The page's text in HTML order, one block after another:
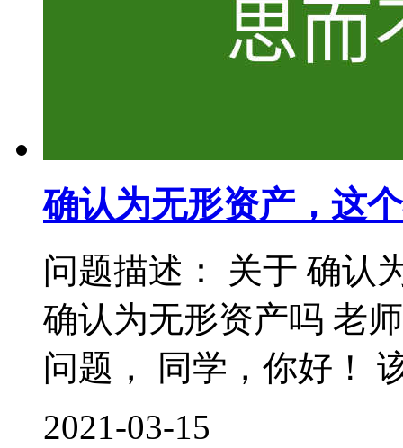
确认为无形资产，这
问题描述： 关于 确认
确认为无形资产吗 老
问题， 同学，你好！
2021-03-15